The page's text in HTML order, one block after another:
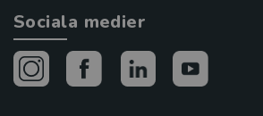
Sociala medier